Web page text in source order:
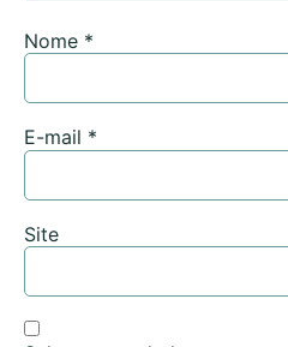
Nome *
E-mail *
Site